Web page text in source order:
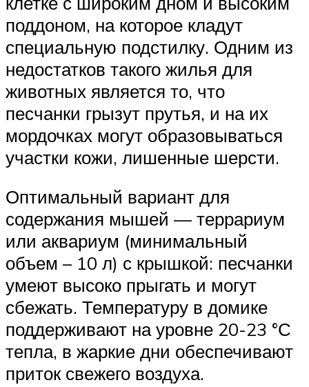
поддоном, на которое кладут
специальную подстилку. Одним из
недостатков такого жилья для
животных является то, что
песчанки грызут прутья, и на их
мордочках могут образовываться
участки кожи, лишенные шерсти.
Оптимальный вариант для
содержания мышей — террариум
или аквариум (минимальный
объем – 10 л) с крышкой: песчанки
умеют высоко прыгать и могут
сбежать. Температуру в домике
поддерживают на уровне 20-23 °С
тепла, в жаркие дни обеспечивают
приток свежего воздуха.